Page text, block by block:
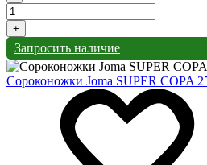
+
Запросить наличие
Сороконожки Joma SUPER COPA